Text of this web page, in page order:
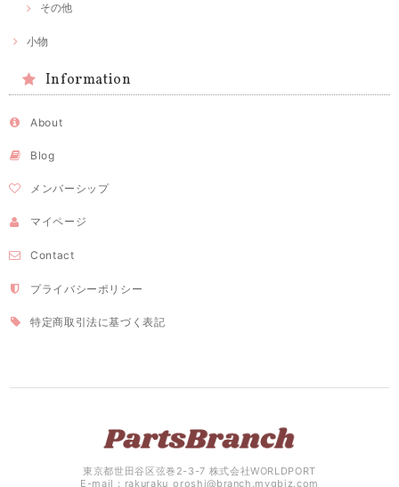
その他
小物
Information
About
Blog
メンバーシップ
マイページ
Contact
プライバシーポリシー
特定商取引法に基づく表記
東京都世田谷区弦巻2-3-7 株式会社WORLDPORT
E-mail： rakuraku_oroshi@branch.mygbiz.com